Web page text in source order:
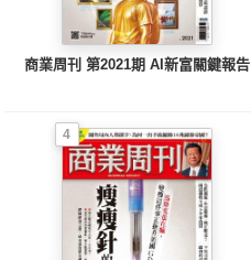
商業周刊 第2021期 AI新富關鍵報告
4